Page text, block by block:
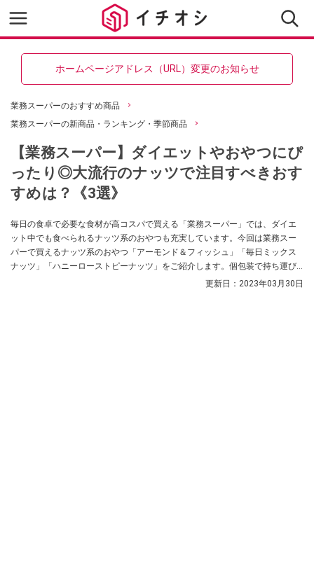
ホームページアドレス（URL）変更のお知らせ
業務スーパーのおすすめ商品
業務スーパーの新商品・ランキング・季節商品
【業務スーパー】ダイエットやおやつにぴ
ったり◎大流行のナッツで注目すべきおす
すめは？《3選》
毎日の食卓で必要な食材が高コスパで買える「業務スーパー」では、ダイエ
ット中でも食べられるナッツ系のおやつも充実しています。今回は業務スー
パーで買えるナッツ系のおやつ「アーモンド＆フィッシュ」「毎日ミックス
ナッツ」「ハニーローストピーナッツ」をご紹介します。個包装で持ち運び
やすいものや、食べきりサイズのおやつも！ ぜひ業務スーパーに行かれた際
更新日： 2023年03月30日